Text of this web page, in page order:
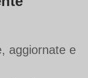
aggiornate e